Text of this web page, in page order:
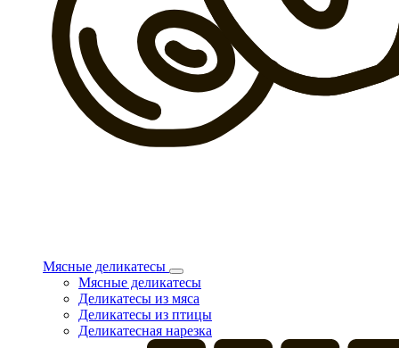
Мясные деликатесы
Мясные деликатесы
Деликатесы из мяса
Деликатесы из птицы
Деликатесная нарезка